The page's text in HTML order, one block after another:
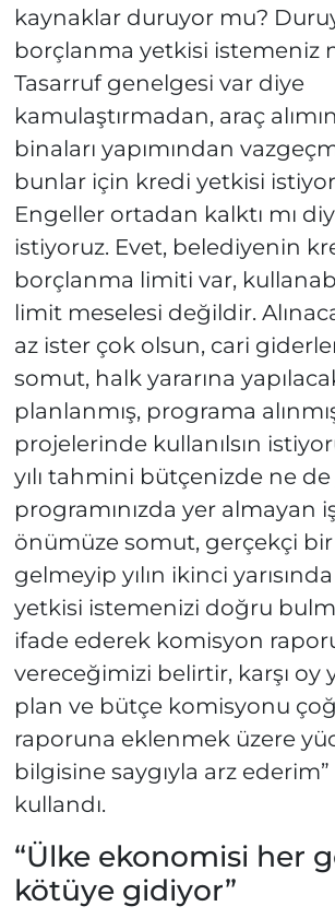
kaynaklar duruyor mu?
borçlanma yetkisi istemeniz
Tasarruf genelgesi var diye
kamulaştırmadan, araç
binaları yapımından
bunlar için kredi yetkisi
Engeller ortadan kalktı mı
istiyoruz. Evet, belediyenin
borçlanma limiti var,
limit meselesi değildir.
az ister çok olsun, cari
somut, halk yararına
planlanmış, programa
projelerinde kullanılsın
yılı tahmini bütçenizde ne de
programınızda yer almayan
önümüze somut, gerçekçi
gelmeyip yılın ikinci
yetkisi istemenizi doğru
ifade ederek komisyon
vereceğimizi belirtir, karşı oy
plan ve bütçe komisyonu
raporuna eklenmek üzere
bilgisine saygıyla arz
kullandı.
“Ülke ekonomisi her
kötüye gidiyor”